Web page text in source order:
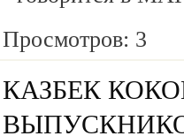
Просмотров: 3
КАЗБЕК